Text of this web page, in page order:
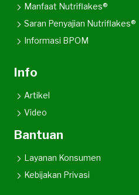
Manfaat Nutriflakes®
Saran Penyajian Nutriflakes®
Informasi BPOM
Info
Artikel
Video
Bantuan
Layanan Konsumen
Kebijakan Privasi